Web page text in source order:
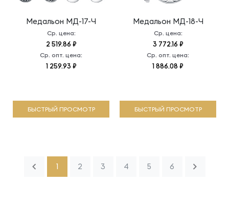
Медальон МД-17-Ч
Ср. цена:
2 519.86 ₽
Ср. опт. цена:
1 259.93 ₽
БЫСТРЫЙ ПРОСМОТР
Медальон МД-18-Ч
Ср. цена:
3 772.16 ₽
Ср. опт. цена:
1 886.08 ₽
БЫСТРЫЙ ПРОСМОТР
1 2 3 4 5 6